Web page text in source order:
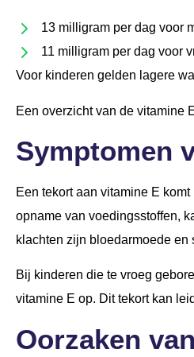
13 milligram per dag voor
11 milligram per dag voor
Voor kinderen gelden lagere
Een overzicht van de vitamine
Symptomen
Een tekort aan vitamine E
opname van voedingsstoffen,
klachten zijn bloedarmoede en
Bij kinderen die te vroeg
vitamine E op. Dit tekort kan
Oorzaken